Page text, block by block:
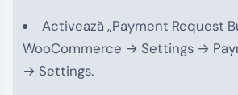
Activează „Payment Request
WooCommerce → Settings →
→ Settings.